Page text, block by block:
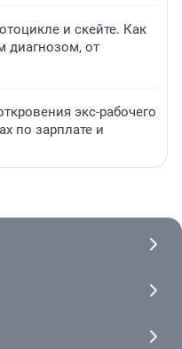
и скейте. Как
диагнозом, от
экс-рабочего
по зарплате и